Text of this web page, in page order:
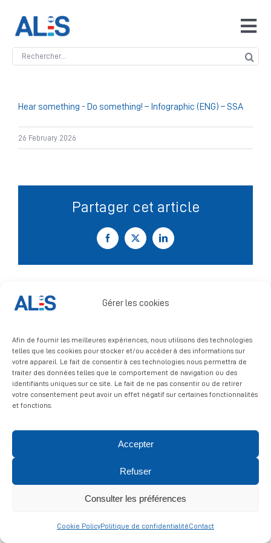
Gérer les cookies
Afin de fournir les meilleures expériences, nous utilisons des technologies
telles que les cookies pour stocker et/ou accéder à des informations sur
votre appareil. Le fait de consentir à ces technologies nous permettra de
traiter des données telles que le comportement de navigation ou des
identifiants uniques sur ce site. Le fait de ne pas consentir ou de retirer
votre consentement peut avoir un effet négatif sur certaines fonctionnalités
et fonctions.
Accepter
Refuser
Consulter les préférences
Cookie PolicyPolitique de confidentialitéContact
content
Search
Accueil
Antidopage
Signalement
Hear something - Do something! – Infographic (ENG) – SSA
26 February 2026
Partager cet article
Facebook
X LinkedIn
© 2026 ALIS | All rights reserved
légales